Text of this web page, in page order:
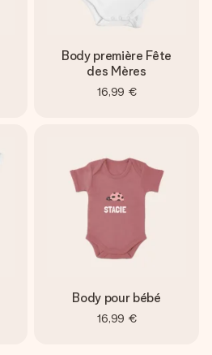
Body première Fête
des Mères
16,99 €
Body pour bébé
16,99 €